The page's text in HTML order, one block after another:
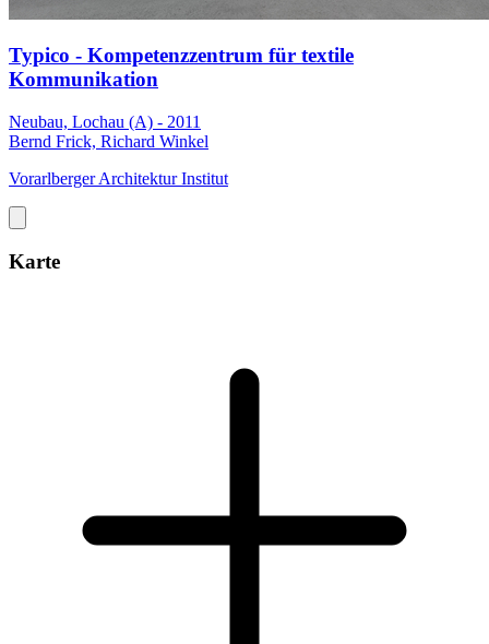
Typico - Kompetenzzentrum für textile
Kommunikation
Neubau, Lochau (A) - 2011
Bernd Frick, Richard Winkel
Vorarlberger Architektur Institut
Karte